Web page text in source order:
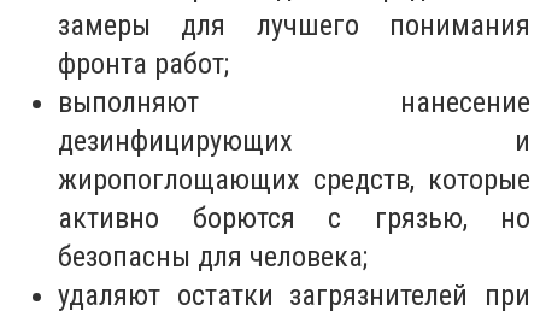
замеры для лучшего понимания
фронта работ;
выполняют нанесение
дезинфицирующих и
жиропоглощающих средств, которые
активно борются с грязью, но
безопасны для человека;
удаляют остатки загрязнителей при